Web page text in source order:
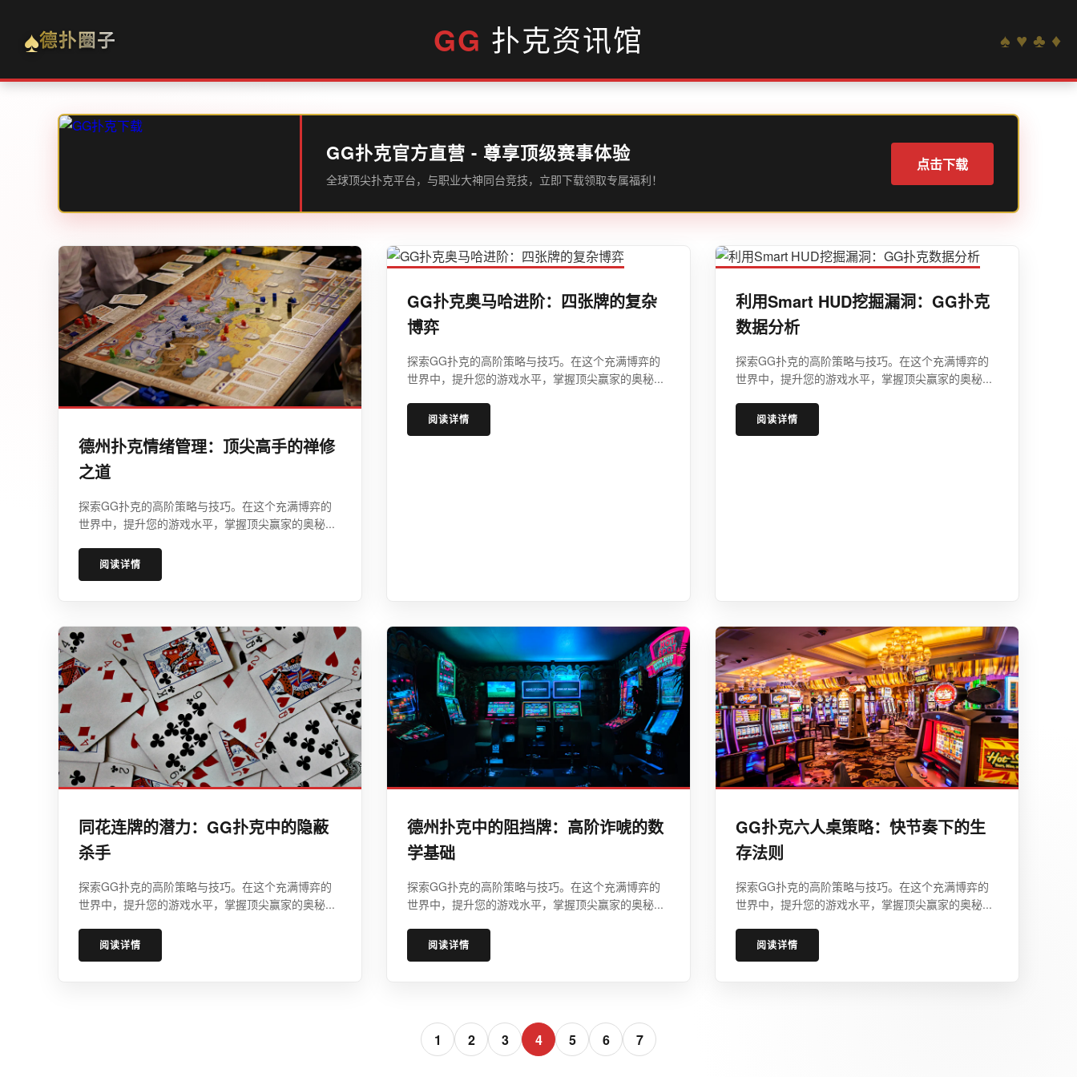
♠德扑圈子 GG 扑克资讯馆
GG扑克官方直营 - 尊享顶级赛事体验
全球顶尖扑克平台，与职业大神同台竞技，立即下载领取专属福利！
点击下载
德州扑克情绪管理：顶尖高手的禅修
之道
探索GG扑克的高阶策略与技巧。在这个充满博弈的
世界中，提升您的游戏水平，掌握顶尖赢家的奥秘...
阅读详情
GG扑克奥马哈进阶：四张牌的复杂
博弈
探索GG扑克的高阶策略与技巧。在这个充满博弈的
世界中，提升您的游戏水平，掌握顶尖赢家的奥秘...
阅读详情
利用Smart HUD挖掘漏洞：GG扑克
数据分析
探索GG扑克的高阶策略与技巧。在这个充满博弈的
世界中，提升您的游戏水平，掌握顶尖赢家的奥秘...
阅读详情
同花连牌的潜力：GG扑克中的隐蔽
杀手
探索GG扑克的高阶策略与技巧。在这个充满博弈的
世界中，提升您的游戏水平，掌握顶尖赢家的奥秘...
阅读详情
德州扑克中的阻挡牌：高阶诈唬的数
学基础
探索GG扑克的高阶策略与技巧。在这个充满博弈的
世界中，提升您的游戏水平，掌握顶尖赢家的奥秘...
阅读详情
GG扑克六人桌策略：快节奏下的生
存法则
探索GG扑克的高阶策略与技巧。在这个充满博弈的
世界中，提升您的游戏水平，掌握顶尖赢家的奥秘...
阅读详情
1 2 3 4 5 6 7